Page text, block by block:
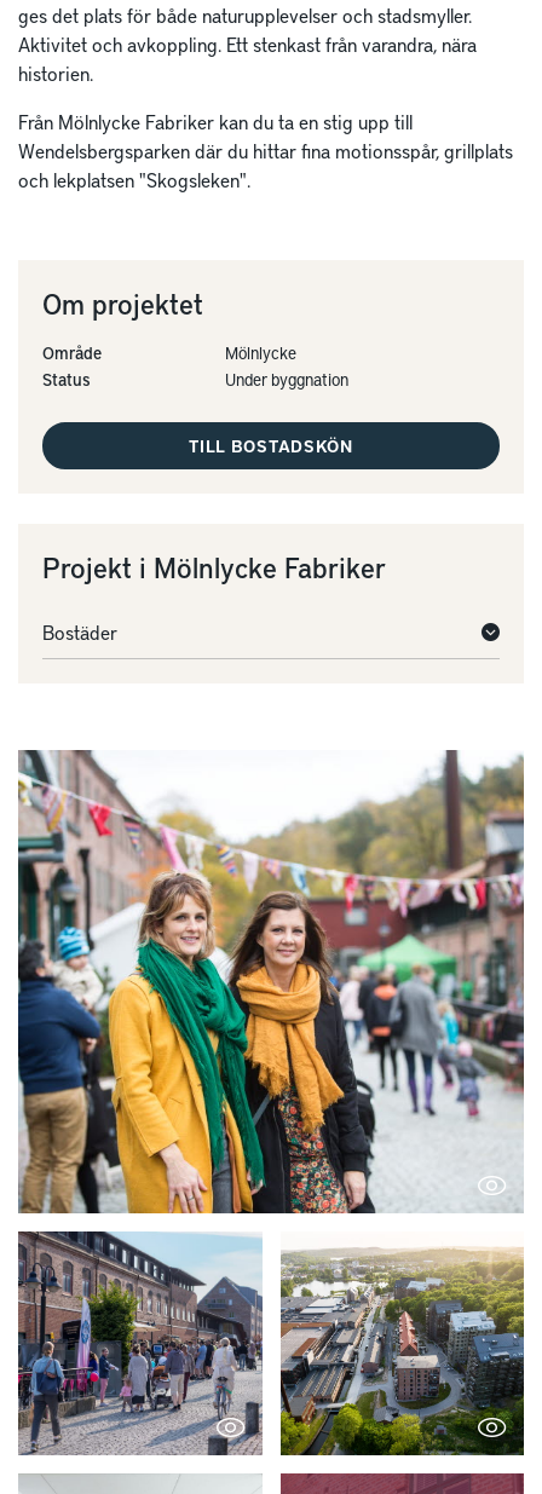
ges det plats för både naturupplevelser och stadsmyller.
Aktivitet och avkoppling. Ett stenkast från varandra, nära
historien.
Från Mölnlycke Fabriker kan du ta en stig upp till
Wendelsbergsparken där du hittar fina motionsspår, grillplats
och lekplatsen "Skogsleken".
Om projektet
Område
Mölnlycke
Status
Under byggnation
TILL BOSTADSKÖN
Projekt i Mölnlycke Fabriker
Bostäder